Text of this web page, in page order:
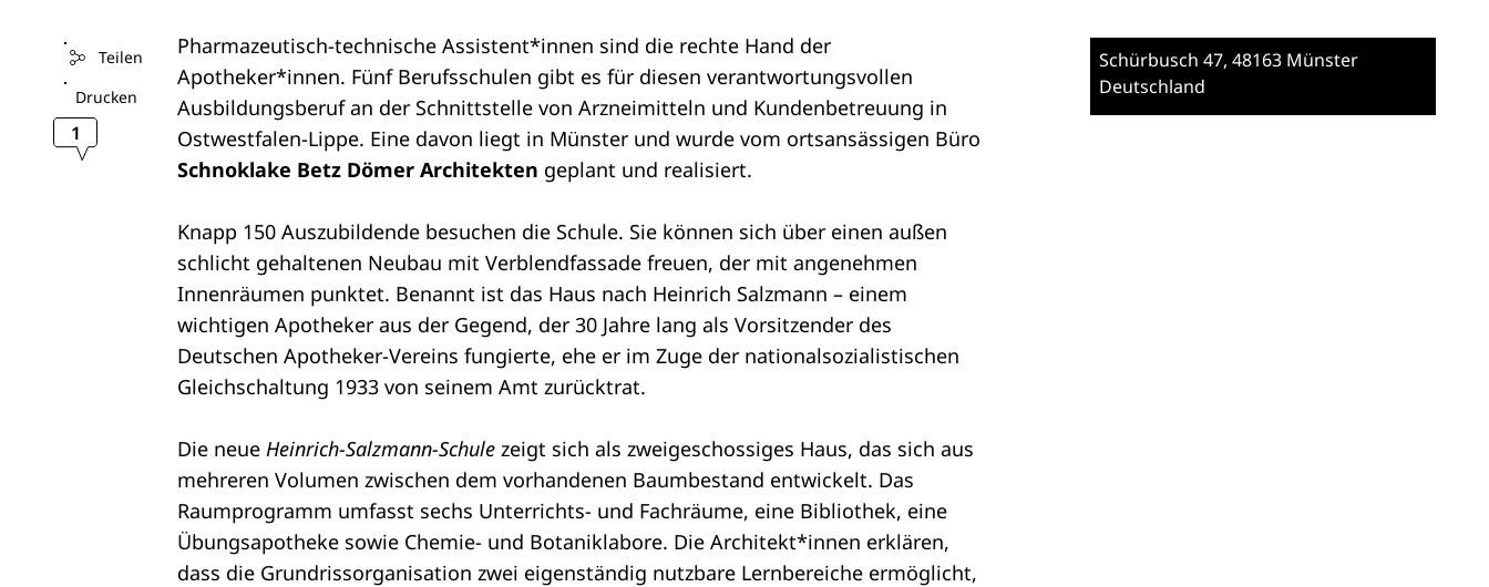
Teilen
Drucken
1
Pharmazeutisch-technische Assistent*innen sind die rechte Hand der
Apotheker*innen. Fünf Berufsschulen gibt es für diesen verantwortungsvollen
Ausbildungsberuf an der Schnittstelle von Arzneimitteln und Kundenbetreuung in
Ostwestfalen-Lippe. Eine davon liegt in Münster und wurde vom ortsansässigen Büro
Schnoklake Betz Dömer Architekten geplant und realisiert.
Knapp 150 Auszubildende besuchen die Schule. Sie können sich über einen außen
schlicht gehaltenen Neubau mit Verblendfassade freuen, der mit angenehmen
Innenräumen punktet. Benannt ist das Haus nach Heinrich Salzmann – einem
wichtigen Apotheker aus der Gegend, der 30 Jahre lang als Vorsitzender des
Deutschen Apotheker-Vereins fungierte, ehe er im Zuge der nationalsozialistischen
Gleichschaltung 1933 von seinem Amt zurücktrat.
Die neue Heinrich-Salzmann-Schule zeigt sich als zweigeschossiges Haus, das sich aus
mehreren Volumen zwischen dem vorhandenen Baumbestand entwickelt. Das
Raumprogramm umfasst sechs Unterrichts- und Fachräume, eine Bibliothek, eine
Übungsapotheke sowie Chemie- und Botaniklabore. Die Architekt*innen erklären,
dass die Grundrissorganisation zwei eigenständig nutzbare Lernbereiche ermöglicht,
Schürbusch 47, 48163 Münster
Deutschland